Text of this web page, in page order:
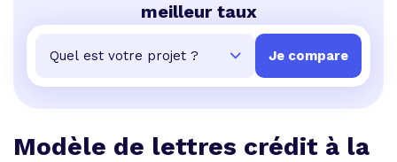
meilleur taux
Modèle de lettres crédit à la